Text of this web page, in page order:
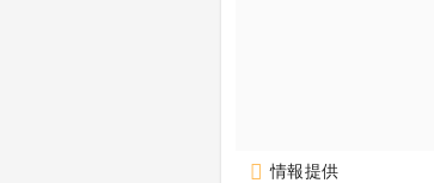
情報提供